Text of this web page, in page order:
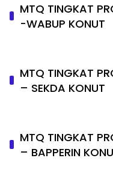
MTQ TINGKAT
-WABUP KONUT
MTQ TINGKAT
– SEKDA KONUT
MTQ TINGKAT
– BAPPERIN